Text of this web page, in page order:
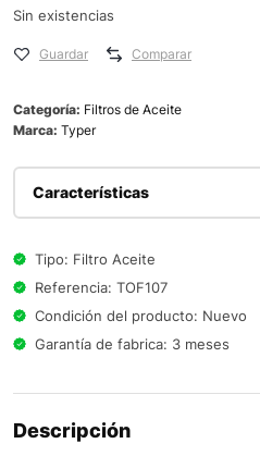
Sin existencias
Guardar Comparar
Categoría: Filtros de Aceite
Marca: Typer
Características
Tipo: Filtro Aceite
Referencia: TOF107
Condición del producto: Nuevo
Garantía de fabrica: 3 meses
Descripción